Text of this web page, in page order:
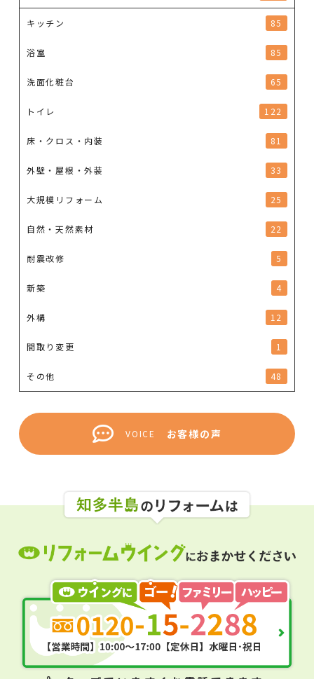
キッチン 85
浴室 85
洗面化粧台 65
トイレ 122
床・クロス・内装 81
外壁・屋根・外装 33
大規模リフォーム 25
自然・天然素材 22
耐震改修 5
新築 4
外構 12
間取り変更 1
その他 48
VOICE お客様の声